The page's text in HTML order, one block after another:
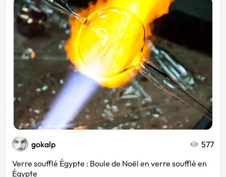
gokalp
577
Verre soufflé Égypte : Boule de Noël en verre soufflé en
Égypte